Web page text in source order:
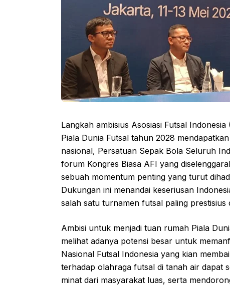
Langkah ambisius Asosiasi Futsal
Piala Dunia Futsal tahun 2028
nasional, Persatuan Sepak Bola Seluruh
forum Kongres Biasa AFI yang
sebuah momentum penting yang turut
Dukungan ini menandai keseriusan
salah satu turnamen futsal paling prestisius
Ambisi untuk menjadi tuan rumah Piala
melihat adanya potensi besar untuk
Nasional Futsal Indonesia yang kian
terhadap olahraga futsal di tanah air dapat
minat dari masyarakat luas, serta